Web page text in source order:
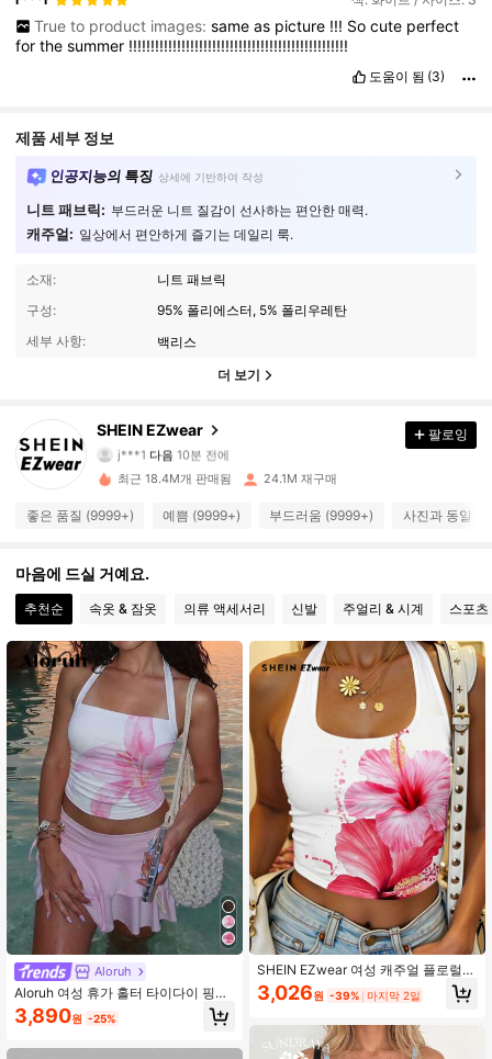
True to product images: same as picture !!! So cute perfect
forthesummer !!!!!!!!!!!!!!!!!!!!!!!!!!!!!!!!!!!!!!!!!!!!!!!!!!
도움이 됨 (3)
제품 세부 정보
인공지능의 특징 상세에 기반하여 작성
니트 패브릭: 부드러운 니트 질감이 선사하는 편안한 매력.
캐주얼: 일상에서 편안하게 즐기는 데일리 룩.
소재:
니트 패브릭
구성:
95% 폴리에스터, 5% 폴리우레탄
세부 사항:
백리스
더 보기
SHEIN EZwear
l***n 가 탐색 중입니다
4.91
1.9M 팔로워
4.91 1.9M 팔로워
1.9M 팔로워
4.91 1.9M 팔로워
4.91 1.9M 팔로워
4.91 1.9M 팔로워
4.91 1.9M 팔로워
1.9M 팔로워
팔로잉
최근 18.4M개 판매됨 24.1M 재구매
좋은 품질 (9999+) 예쁨 (9999+) 부드러움 (9999+) 사진과 동일
마음에 드실 거예요.
추천순 속옷 & 잠옷 의류 액세서리 신발 주얼리 & 시계 스포
Aloruh
Aloruh 여성 휴가 홀터 타이다이 핑크
릴리 꽃 프린트 피티드 홀터 탑, 여름,
해변 휴가, 하와이 휴가, 음악 축제에
3,890원 -25%
SHEIN EZwear 여성 캐주얼 플로럴
프린트 할터넥 슬림핏 캐미솔 탱크톱,
여름에 적합
3,026원 -39% 마지막 2일